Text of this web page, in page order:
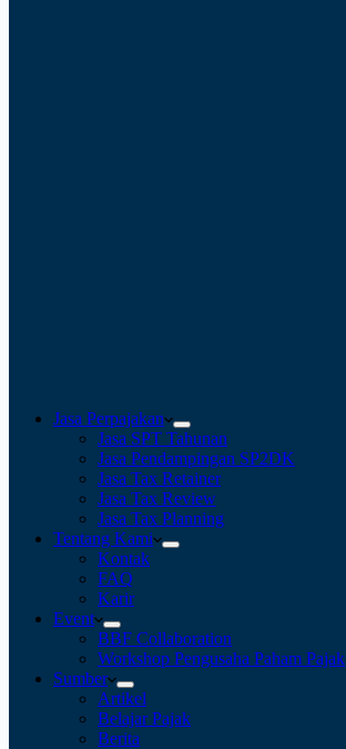
Jasa Perpajakan
Jasa SPT Tahunan
Jasa Pendampingan SP2DK
Jasa Tax Retainer
Jasa Tax Review
Jasa Tax Planning
Tentang Kami
Kontak
FAQ
Karir
Event
BBF Collaboration
Workshop Pengusaha Paham Pajak
Sumber
Artikel
Belajar Pajak
Berita